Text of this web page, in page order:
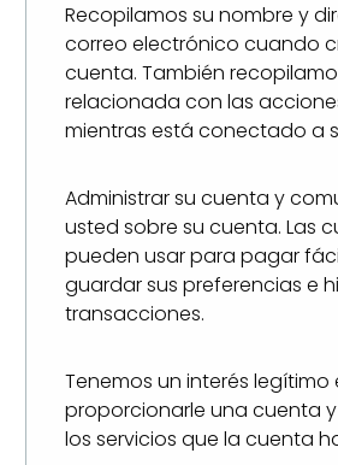
Recopilamos su nombre y
correo electrónico cuando
cuenta. También
relacionada con las
mientras está conectado a
Administrar su cuenta y
usted sobre su cuenta. Las
pueden usar para pagar
guardar sus preferencias e
transacciones.
Tenemos un interés legítimo
proporcionarle una cuenta
los servicios que la cuenta